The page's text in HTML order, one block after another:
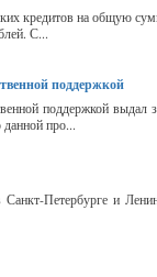
кредитов на общую
С...
поддержкой
поддержкой
про...
Петербурге и